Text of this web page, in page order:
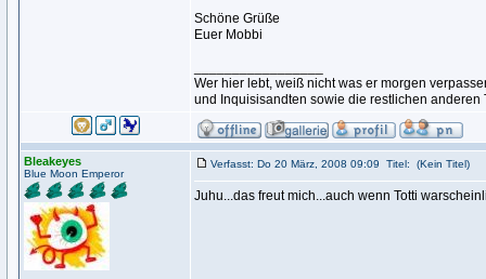
Schöne Grüße
Euer Mobbi
Wer hier lebt, weiß nicht was er morgen
und Inquisisandten sowie die restlichen
Bleakeyes
Blue Moon Emperor
Verfasst: Do 20 März, 2008 09:09 Titel: (Kein Titel)
Juhu...das freut mich...auch wenn Totti